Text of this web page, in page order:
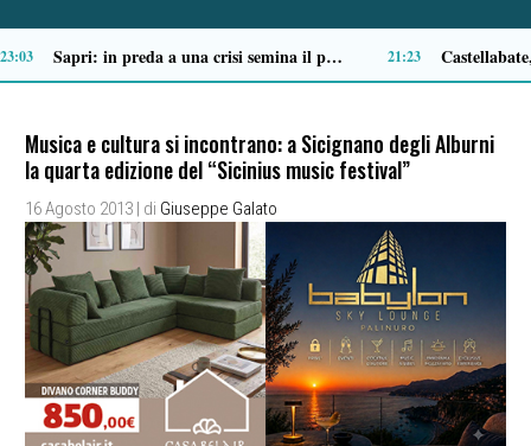
14:51 14:49
Musica e cultura si incontrano: a Sicignano degli Alburni
la quarta edizione del “Sicinius music festival”
16 Agosto 2013 | di Giuseppe Galato